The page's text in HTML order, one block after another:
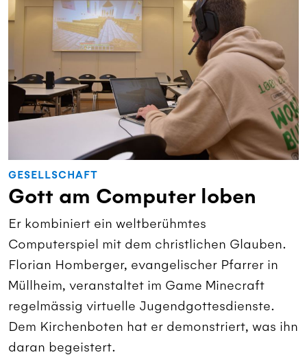
GESELLSCHAFT
Gott am Computer loben
Er kombiniert ein weltberühmtes
Computerspiel mit dem christlichen Glauben.
Florian Homberger, evangelischer Pfarrer in
Müllheim, veranstaltet im Game Minecraft
regelmässig virtuelle Jugendgottesdienste.
Dem Kirchenboten hat er demonstriert, was ihn
daran begeistert.